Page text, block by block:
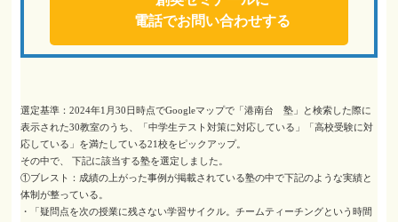
電話でお問い合わせする
選定基準：2024年1月30日時点でGoogleマップで「港南台 塾」と検索した際に
表示された30教室のうち、「中学生テスト対策に対応している」「高校受験に対
応している」を満たしている21校をピックアップ。
その中で、 下記に該当する塾を選定しました。
①ブレスト：成績の上がった事例が掲載されている塾の中で下記のような実績と
体制が整っている。
・「疑問点を次の授業に残さない学習サイクル。チームティーチングという時間